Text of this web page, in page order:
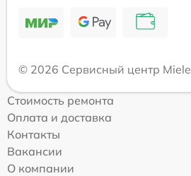
© 2026 Сервисный центр Miele
Стоимость ремонта
Оплата и доставка
Контакты
Вакансии
О компании